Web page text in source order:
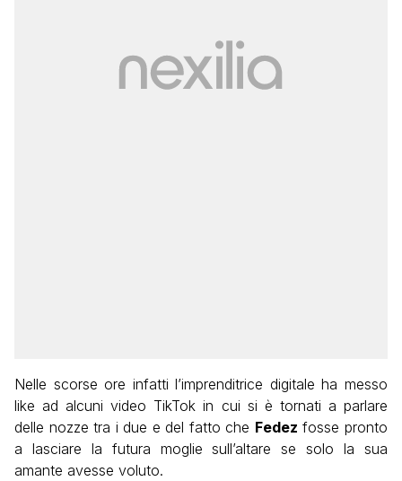
Nelle scorse ore infatti l’imprenditrice digitale ha messo
like ad alcuni video TikTok in cui si è tornati a parlare
delle nozze tra i due e del fatto che Fedez fosse pronto
a lasciare la futura moglie sull’altare se solo la sua
amante avesse voluto.